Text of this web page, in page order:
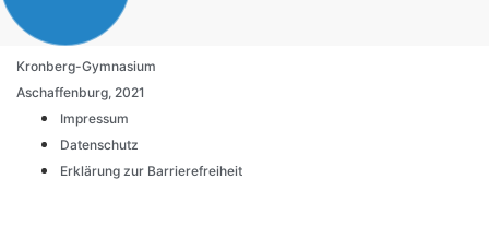
Kronberg-Gymnasium
Aschaffenburg, 2021
Impressum
Datenschutz
Erklärung zur Barrierefreiheit